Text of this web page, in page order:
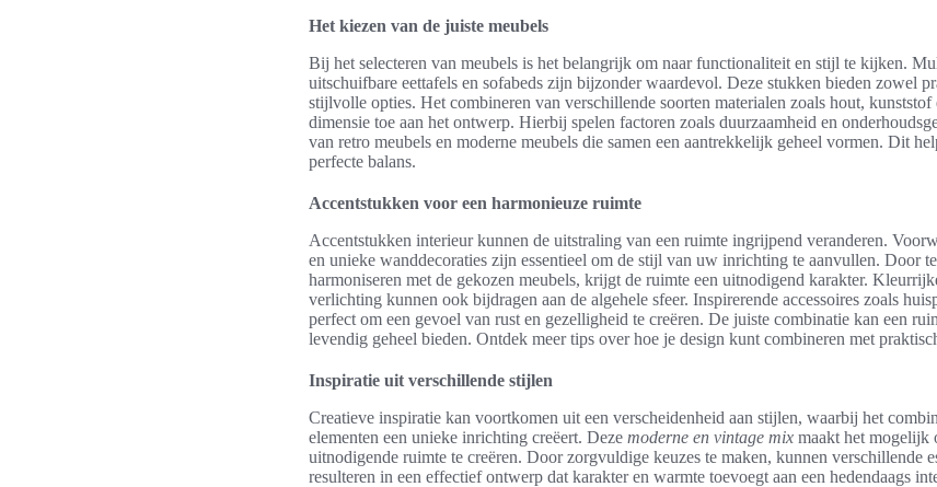
Het kiezen van de juiste meubels
Bij het selecteren van meubels is het belangrijk om naar functionaliteit en stijl te kijken.
uitschuifbare eettafels en sofabeds zijn bijzonder waardevol. Deze stukken bieden zowel
stijlvolle opties. Het combineren van verschillende soorten materialen zoals hout, kunststof
dimensie toe aan het ontwerp. Hierbij spelen factoren zoals duurzaamheid en
van retro meubels en moderne meubels die samen een aantrekkelijk geheel vormen. Dit
perfecte balans.
Accentstukken voor een harmonieuze ruimte
Accentstukken interieur kunnen de uitstraling van een ruimte ingrijpend veranderen.
en unieke wanddecoraties zijn essentieel om de stijl van uw inrichting te aanvullen. Door
harmoniseren met de gekozen meubels, krijgt de ruimte een uitnodigend karakter.
verlichting kunnen ook bijdragen aan de algehele sfeer. Inspirerende accessoires zoals
perfect om een gevoel van rust en gezelligheid te creëren. De juiste combinatie kan een
levendig geheel bieden. Ontdek meer tips over hoe je design kunt combineren met
Inspiratie uit verschillende stijlen
Creatieve inspiratie kan voortkomen uit een verscheidenheid aan stijlen, waarbij het
elementen een unieke inrichting creëert. Deze moderne en vintage mix maakt het mogelijk
uitnodigende ruimte te creëren. Door zorgvuldige keuzes te maken, kunnen verschillende
resulteren in een effectief ontwerp dat karakter en warmte toevoegt aan een hedendaags